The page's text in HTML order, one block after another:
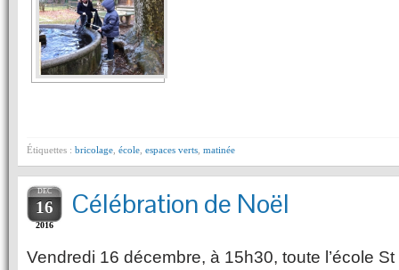
Étiquettes : bricolage école espaces verts matinée
DEC
16
2016
Célébration de Noël
Vendredi 16 décembre, à 15h30, toute l’école